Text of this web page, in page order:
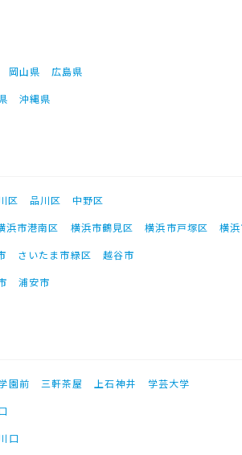
岡山県
広島県
沖縄県
区 品川区
中野区
浜市港南区 横浜市鶴見区 横浜市戸塚区
横
さいたま市緑区
越谷市
浦安市
園前 三軒茶屋 上石神井
学芸大学
口